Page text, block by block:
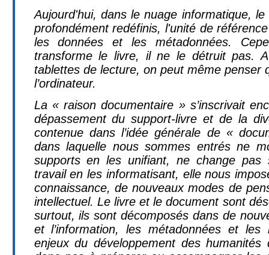
Aujourd'hui, dans le nuage informatique,
profondément redéfinis, l'unité de
les données et les métadonnées.
transforme le livre, il ne le détruit pas.
tablettes de lecture, on peut même penser
l’ordinateur.
La « raison documentaire » s’inscrivait
dépassement du support-livre et de la
contenue dans l’idée générale de «
dans laquelle nous sommes entrés ne
supports en les unifiant, ne change pas
travail en les informatisant, elle nous
connaissance, de nouveaux modes de
intellectuel. Le livre et le document sont
surtout, ils sont décomposés dans de
et l’information, les métadonnées et
enjeux du développement des